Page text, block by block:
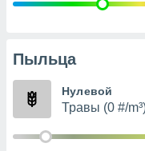
Пыльца
Нулевой
Травы (0 #/